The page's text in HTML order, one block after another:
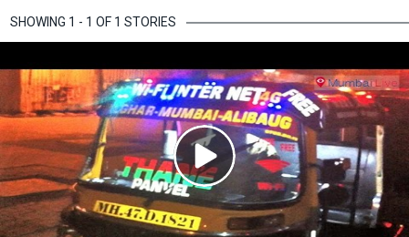
SHOWING 1 - 1 OF 1 STORIES